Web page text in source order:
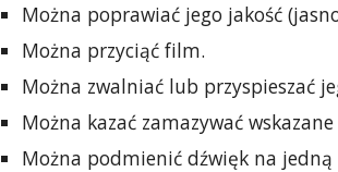
Można poprawiać jego jakość
Można przyciąć film.
Można zwalniać lub przyspieszać
Można kazać zamazywać
Można podmienić dźwięk na